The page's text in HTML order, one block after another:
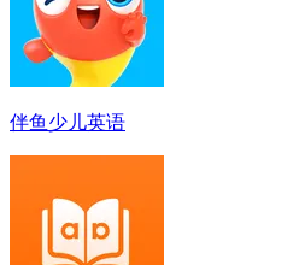
伴鱼少儿英语